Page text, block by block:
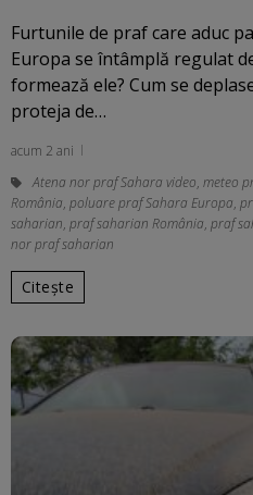
Furtunile de praf care aduc
Europa se întâmplă regulat
formează ele? Cum se
proteja de…
acum 2 ani
Atena nor praf Sahara video, meteo
România, poluare praf Sahara Europa,
saharian, praf saharian România, praf
nor praf saharian
Citește